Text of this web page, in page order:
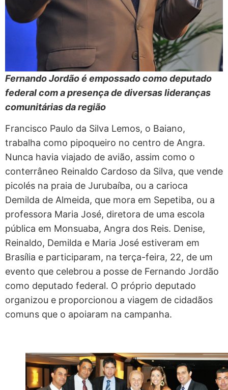
Fernando Jordão é empossado como deputado
federal com a presença de diversas lideranças
comunitárias da região
Francisco Paulo da Silva Lemos, o Baiano,
trabalha como pipoqueiro no centro de Angra.
Nunca havia viajado de avião, assim como o
conterrâneo Reinaldo Cardoso da Silva, que vende
picolés na praia de Jurubaíba, ou a carioca
Demilda de Almeida, que mora em Sepetiba, ou a
professora Maria José, diretora de uma escola
pública em Monsuaba, Angra dos Reis. Denise,
Reinaldo, Demilda e Maria José estiveram em
Brasília e participaram, na terça-feira, 22, de um
evento que celebrou a posse de Fernando Jordão
como deputado federal. O próprio deputado
organizou e proporcionou a viagem de cidadãos
comuns que o apoiaram na campanha.